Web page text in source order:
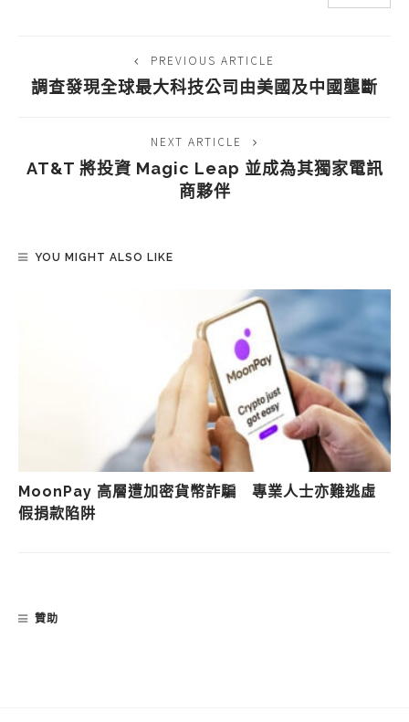
PREVIOUS ARTICLE
調查發現全球最大科技公司由美國及中國壟斷
NEXT ARTICLE
AT&T 將投資 Magic Leap 並成為其獨家電訊
商夥伴
YOU MIGHT ALSO LIKE
MoonPay 高層遭加密貨幣詐騙 專業人士亦難逃虛
假捐款陷阱
贊助